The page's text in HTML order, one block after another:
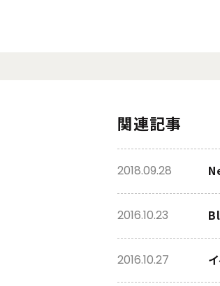
関連記事
2018.09.28
2016.10.23
2016.10.27